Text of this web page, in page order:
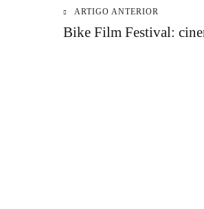
Navegação
ARTIGO ANTERIOR
Bike Film Festival: